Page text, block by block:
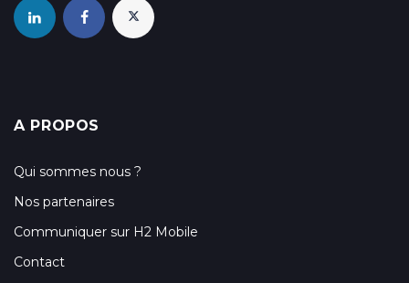
A PROPOS
Qui sommes nous ?
Nos partenaires
Communiquer sur H2 Mobile
Contact